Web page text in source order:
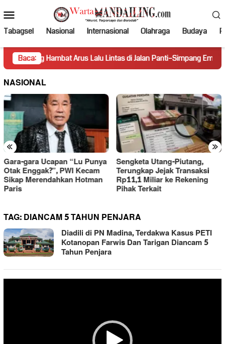
ke
kontenMobile
Tabagsel Nasional Internasional Olahraga Budaya
Baca:
Hambat Arus Lalu Lintas di Jalan Panti–Simpang Empat
NASIONAL
« »
Gara-gara Ucapan “Lu Punya
Otak Enggak?”, PWI Kecam
Sikap Merendahkan Hotman
Paris
Sengketa Utang-Piutang,
Terungkap Jejak Transaksi
Rp11,1 Miliar ke Rekening
Pihak Terkait
TAG:DIANCAM 5 TAHUN PENJARA
Diadili di PN Madina, Terdakwa Kasus PETI
Kotanopan Farwis Dan Tarigan Diancam 5
Tahun Penjara